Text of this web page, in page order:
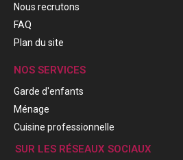
Nous recrutons
FAQ
Plan du site
NOS SERVICES
Garde d'enfants
Ménage
Cuisine professionnelle
SUR LES RÉSEAUX SOCIAUX